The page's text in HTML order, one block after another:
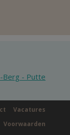
Berg - Putte
Vacatures
Voorwaarden